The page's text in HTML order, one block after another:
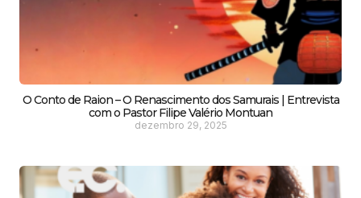
O Conto de Raion – O Renascimento dos Samurais | Entrevista
com o Pastor Filipe Valério Montuan
dezembro 29, 2025